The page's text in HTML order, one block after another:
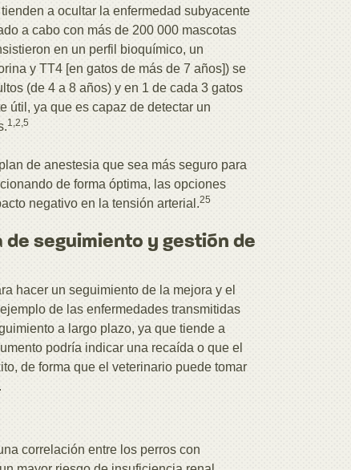
a ocultar la enfermedad subyacente
a cabo con más de 200 000 mascotas
en un perfil bioquímico, un
y TT4 [en gatos de más de 7 años]) se
(de 4 a 8 años) y en 1 de cada 3 gatos
útil, ya que es capaz de detectar un
1,2,5
de anestesia que sea más seguro para
de forma óptima, las opciones
negativo en la tensión arterial.25
de seguimiento y gestión de
hacer un seguimiento de la mejora y el
de las enfermedades transmitidas
a largo plazo, ya que tiende a
podría indicar una recaída o que el
de forma que el veterinario puede tomar
correlación entre los perros con